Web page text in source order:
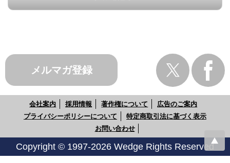
メルマガ登録
会社案内 採用情報 著作権について
広告のご案内
プライバシーポリシーについて
特定商取引法に基づく表示
お問い合わせ
Copyright © 1997-2026 Wedge Rights Reserved